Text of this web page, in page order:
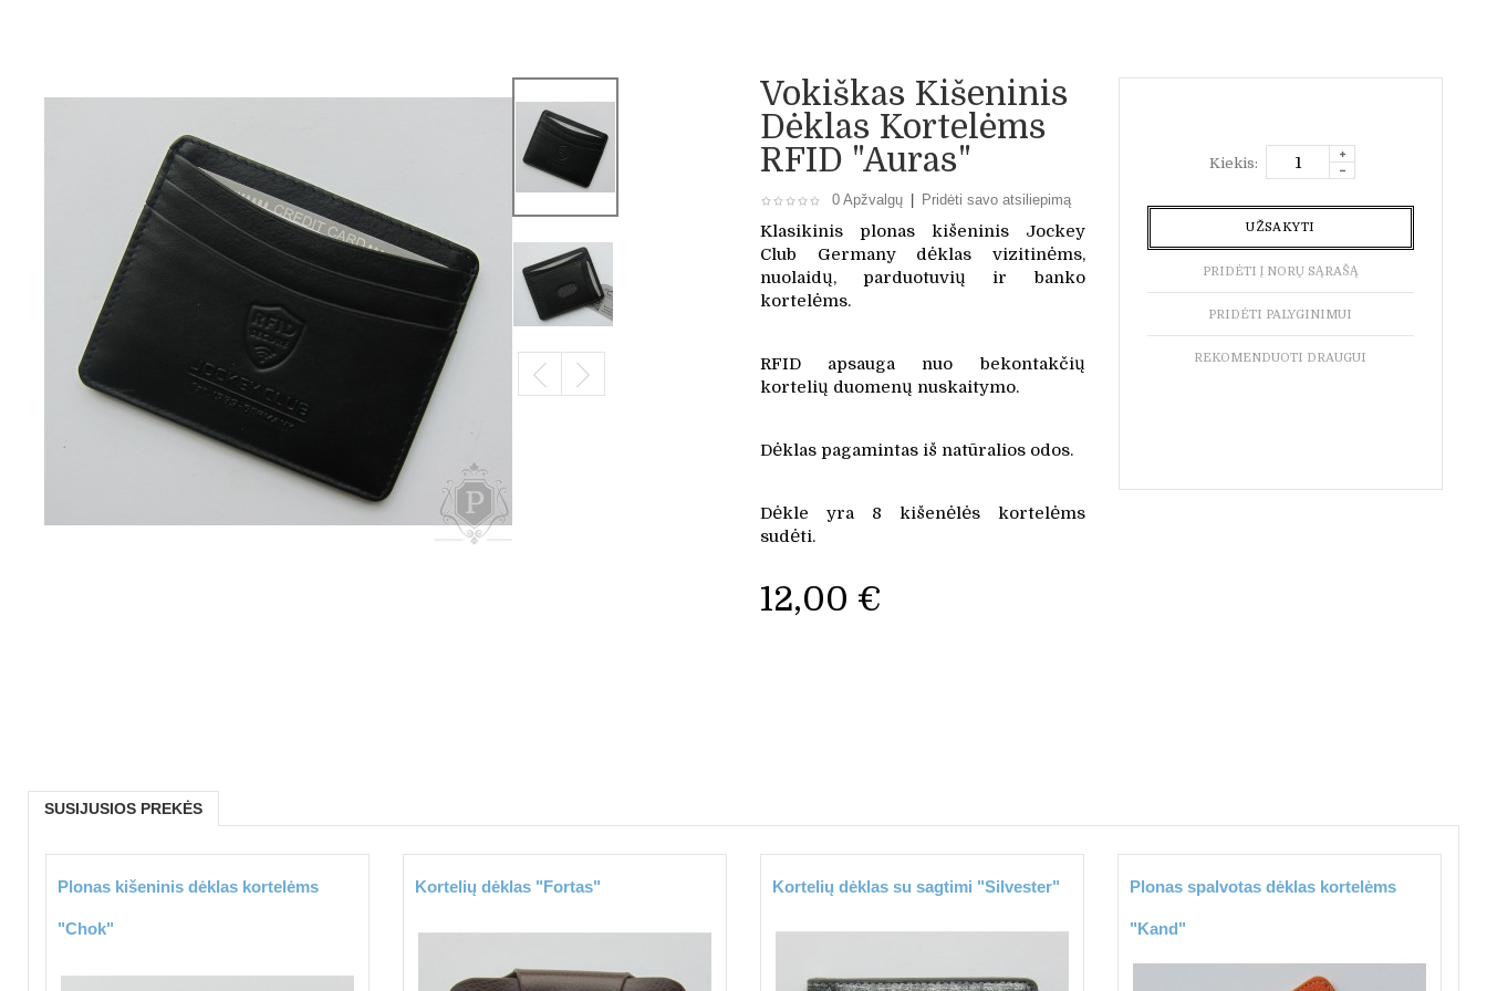
Vokiškas Kišeninis
Dėklas Kortelėms
RFID "Auras"
0 Apžvalgų Pridėti savo atsiliepimą
Klasikinis plonas kišeninis Jockey
Club Germany dėklas vizitinėms,
nuolaidų, parduotuvių ir banko
kortelėms.
RFID apsauga nuo bekontakčių
kortelių duomenų nuskaitymo.
Dėklas pagamintas iš natūralios odos.
Dėkle yra 8 kišenėlės kortelėms
sudėti.
12,00 €
Kiekis:
UŽSAKYTI
PRIDĖTI Į NORŲ SĄRAŠĄ
PRIDĖTI PALYGINIMUI
REKOMENDUOTI DRAUGUI
SUSIJUSIOS PREKĖS
Plonas kišeninis dėklas kortelėms
"Chok"
Kortelių dėklas "Fortas" Kortelių dėklas su sagtimi "Silvester" Plonas spalvotas dėklas kortelėms
"Kand"